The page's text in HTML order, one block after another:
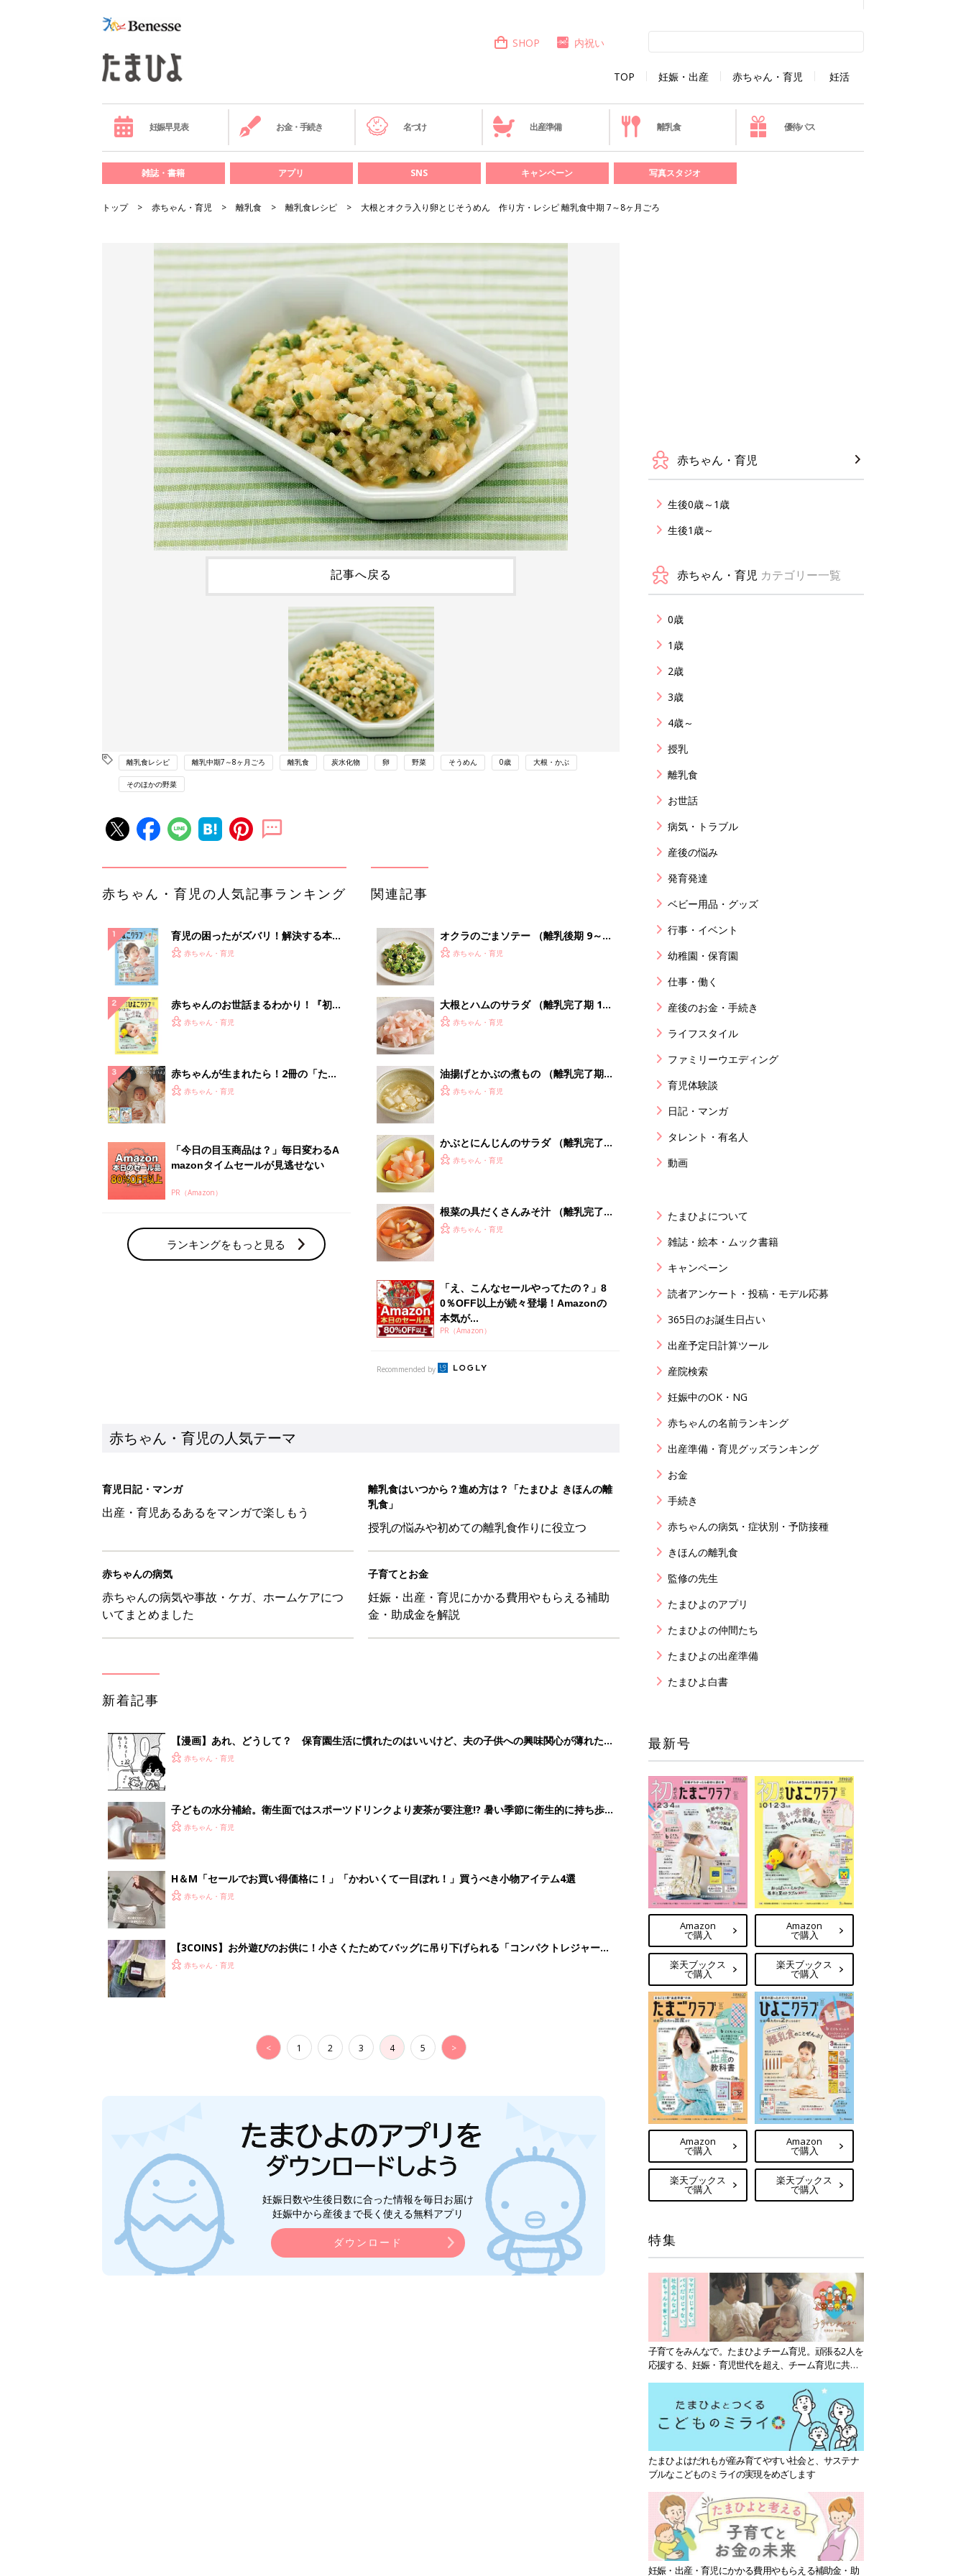
TOP 妊娠・出産 赤ちゃん・育児 妊活
SHOP 内祝い
妊娠早見表 お金・手続き 名づけ 出産準備 離乳食 優待パス
雑誌・書籍 アプリ SNS キャンペーン 写真スタジオ
トップ 赤ちゃん・育児 離乳食 離乳食レシピ 大根とオクラ入り卵とじそうめん 作り方・レシピ 離乳食中期 7～8ヶ月ごろ
記事へ戻る
離乳食レシピ 離乳中期7～8ヶ月ごろ 離乳食 炭水化物 卵 野菜 そうめん 0歳 大根・かぶ
そのほかの野菜
赤ちゃん・育児の人気記事ランキング
育児の困ったがズバリ！解決する本
『ひよこクラブ 夏号』 4カ月～2才
赤ちゃん・育児
赤ちゃんのお世話まるわかり！『初め
てのひよこクラブ 夏号』〈巻頭大特
解決テク
赤ちゃん・育児
赤ちゃんが生まれたら！2冊の「たま
ひよ」
赤ちゃん・育児
「今日の目玉商品は？」毎日変わるA
mazonタイムセールが見逃せない
PR（Amazon）
ランキングをもっと見る
関連記事
オクラのごまソテー （離乳後期 9～
11カ月ごろ）
赤ちゃん・育児
大根とハムのサラダ （離乳完了期 1才
～1才6カ月ごろ）
赤ちゃん・育児
油揚げとかぶの煮もの （離乳完了期 1
才～1才6カ月ごろ）
赤ちゃん・育児
かぶとにんじんのサラダ （離乳完了
期 1才～1才6カ月ごろ）
赤ちゃん・育児
根菜の具だくさんみそ汁 （離乳完了
期 1才～1才6カ月ごろ）
赤ちゃん・育児
「え、こんなセールやってたの？」8
0％OFF以上が続々登場！Amazonの
本気が...
PR（Amazon）
Recommended by
赤ちゃん・育児の人気テーマ
育児日記・マンガ
出産・育児あるあるをマンガで楽しもう
離乳食はいつから？進め方は？「たまひよ きほんの離
乳食」
授乳の悩みや初めての離乳食作りに役立つ
赤ちゃんの病気
赤ちゃんの病気や事故・ケガ、ホームケアにつ
いてまとめました
子育てとお金
妊娠・出産・育児にかかる費用やもらえる補助
金・助成金を解説
新着記事
【漫画】あれ、どうして？ 保育園生活に慣れたのはいいけど、夫の子供への興味関心が薄れた気
がする……！『ふうふう子育て ＃91』
赤ちゃん・育児
子どもの水分補給。衛生面ではスポーツドリンクより麦茶が要注意!? 暑い季節に衛生的に持ち歩
く3つのコツとは？【専門家監修】
赤ちゃん・育児
H＆М「セールでお買い得価格に！」「かわいくて一目ぼれ！」買うべき小物アイテム4選
赤ちゃん・育児
【3COINS】お外遊びのお供に！小さくたためてバッグに吊り下げられる「コンパクトレジャーシ
ート」
赤ちゃん・育児
< 1 2 3 4 5 >
妊娠日数や生後日数に合った情報を毎日お届け
妊娠中から産後まで長く使える無料アプリ
ダウンロード
赤ちゃん・育児
生後0歳～1歳
生後1歳～
赤ちゃん・育児 カテゴリー一覧
0歳
1歳
2歳
3歳
4歳～
授乳
離乳食
お世話
病気・トラブル
産後の悩み
発育発達
ベビー用品・グッズ
行事・イベント
幼稚園・保育園
仕事・働く
産後のお金・手続き
ライフスタイル
ファミリーウエディング
育児体験談
日記・マンガ
タレント・有名人
動画
たまひよについて
雑誌・絵本・ムック書籍
キャンペーン
読者アンケート・投稿・モデル応募
365日のお誕生日占い
出産予定日計算ツール
産院検索
妊娠中のOK・NG
赤ちゃんの名前ランキング
出産準備・育児グッズランキング
お金
手続き
赤ちゃんの病気・症状別・予防接種
きほんの離乳食
監修の先生
たまひよのアプリ
たまひよの仲間たち
たまひよの出産準備
たまひよ白書
最新号
Amazon
で購入
楽天ブックス
で購入
Amazon
で購入
楽天ブックス
で購入
Amazon
で購入
楽天ブックス
で購入
Amazon
で購入
楽天ブックス
で購入
特集
子育てをみんなで。たまひよチーム育児。頑張る2人を
応援する、妊娠・育児世代を超え、チーム育児に共感
たまひよはだれもが産み育てやすい社会と、サステナ
ブルなこどものミライの実現をめざします
妊娠・出産・育児にかかる費用やもらえる補助金・助